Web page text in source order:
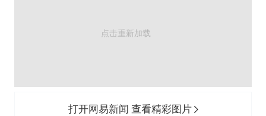
打开网易新闻 查看精彩图片